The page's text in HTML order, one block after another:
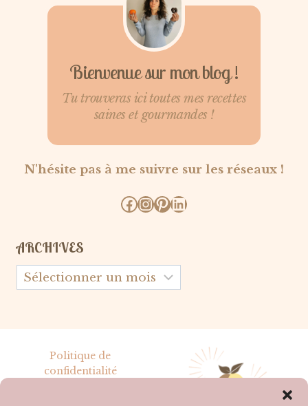
Bienvenue sur mon blog !
Tu trouveras ici toutes mes recettes
saines et gourmandes !
N'hésite pas à me suivre sur les réseaux !
Facebook
Instagram
Pinterest
LinkedIn
ARCHIVES
Archives
Politique de
confidentialité